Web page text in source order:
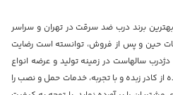
برند درب ضد سرقت در تهران و سراسر
حین و پس از فروش، توانسته است رضایت
سالهاست در زمینه تولید و عرضه انواع
از کادر زبده و با تجربه، خدمات حمل و نصب را